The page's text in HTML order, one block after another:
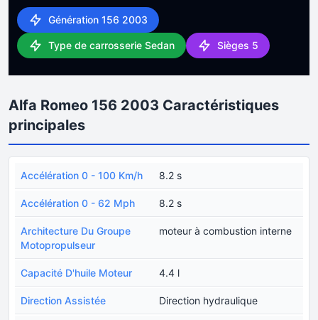
Génération 156 2003
Type de carrosserie Sedan Sièges 5
Alfa Romeo 156 2003 Caractéristiques
principales
Accélération 0 - 100 Km/h 8.2 s
Accélération 0 - 62 Mph 8.2 s
Architecture Du Groupe
Motopropulseur
moteur à combustion interne
Capacité D'huile Moteur 4.4 l
Direction Assistée Direction hydraulique